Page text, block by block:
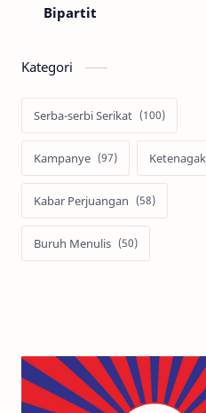
Bipartit
Kategori
Serba-serbi Serikat
Kampanye
Kabar Perjuangan
Buruh Menulis